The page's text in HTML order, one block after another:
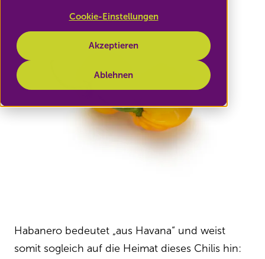
Cookie-Einstellungen
Akzeptieren
Ablehnen
Habanero bedeutet „aus Havana“ und weist
somit sogleich auf die Heimat dieses Chilis hin: